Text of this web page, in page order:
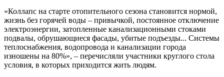
«Коллапс на старте отопительного сезона становится нормой,
жизнь без горячей воды – привычкой, постоянное отключение
электроэнергии, затопленные канализационными стоками
подвалы, обрушающиеся фасады, убитые подъезды... Системы
теплоснабжения, водопровода и канализации города
изношены на 80%», – перечисляли участники круглого стола
условия, в которых приходится жить людям.